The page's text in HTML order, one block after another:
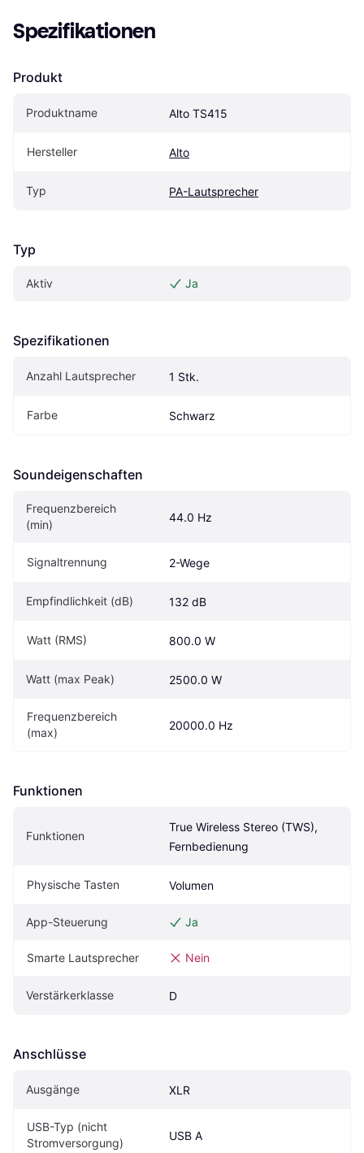
Spezifikationen
Produkt
Produktname Alto TS415
Hersteller Alto
Typ PA-Lautsprecher
Typ
Aktiv Ja
Spezifikationen
Anzahl Lautsprecher 1 Stk.
Farbe Schwarz
Soundeigen­schaften
Frequenzbereich
(min)
44.0 Hz
Signaltrennung 2-Wege
Empfindlichkeit (dB) 132 dB
Watt (RMS) 800.0 W
Watt (max Peak) 2500.0 W
Frequenzbereich
(max)
20000.0 Hz
Funktionen
Funktionen
True Wireless Stereo (TWS),
Fernbedienung
Physische Tasten Volumen
App-Steuerung Ja
Smarte Lautsprecher Nein
Verstärkerklasse D
Anschlüsse
Ausgänge XLR
USB-Typ (nicht
Stromversorgung)
USB A